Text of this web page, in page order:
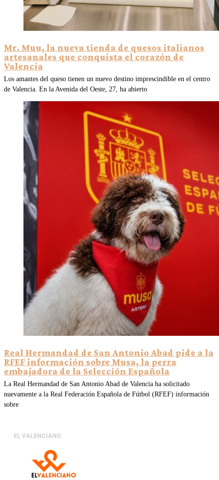
Mr. Muu, la nueva tienda de quesos italianos
artesanales que conquista el corazón de
Valencia
Los amantes del queso tienen un nuevo destino imprescindible en el centro
de Valencia. En la Avenida del Oeste, 27, ha abierto
Real Hermandad de San Antonio Abad pide a la
RFEF información sobre Musa, la perra
embajadora de la Selección Española
La Real Hermandad de San Antonio Abad de Valencia ha solicitado
nuevamente a la Real Federación Española de Fútbol (RFEF) información
sobre
EL VALENCIANO